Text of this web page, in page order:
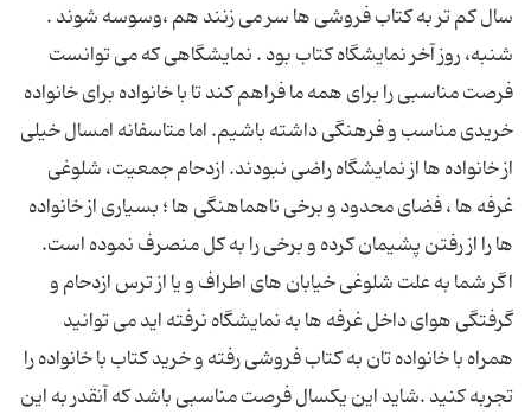
سال کم تر به کتاب فروشی ها سر می زنند هم ،وسوسه شوند .
شنبه، روز آخر نمایشگاه کتاب بود . نمایشگاهی که می توانست
فرصت مناسبی را برای همه ما فراهم کند تا با خانواده برای خانواده
خریدی مناسب و فرهنگی داشته باشیم. اما متاسفانه امسال خیلی
از خانواده ها از نمایشگاه راضی نبودند. ازدحام جمعیت، شلوغی
غرفه ها ، فضای محدود و برخی ناهماهنگی ها ؛ بسیاری از خانواده
ها را از رفتن پشیمان کرده و برخی را به کل منصرف نموده است.
اگر شما به علت شلوغی خیابان های اطراف و یا از ترس ازدحام و
گرفتگی هوای داخل غرفه ها به نمایشگاه نرفته اید می توانید
همراه با خانواده تان به کتاب فروشی رفته و خرید کتاب با خانواده را
تجربه کنید .شاید این یکسال فرصت مناسبی باشد که آنقدر به این